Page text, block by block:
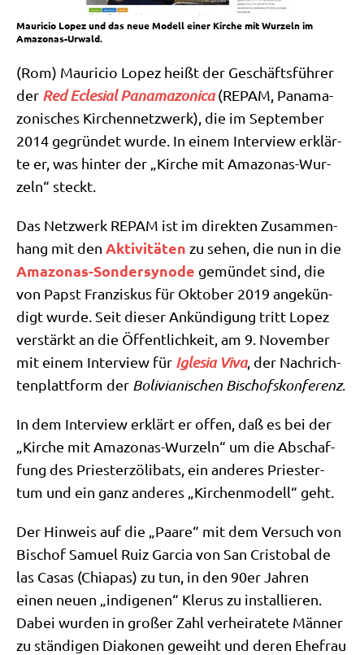
Mauricio Lopez und das neue Modell einer Kirche mit Wurzeln im
Amazonas-Urwald.
(Rom) Mau­ricio Lopez heißt der Geschäfts­füh­rer
der Red Ecle­si­al Pana­ma­zo­ni­ca(REPAM, Pana­ma­
zo­ni­sches Kir­chen­netz­werk), die im Sep­tem­ber
2014 gegrün­det wur­de. In einem Inter­view erklär­
te er, was hin­ter der „Kir­che mit Ama­zo­nas-Wur­
zeln“ steckt.
Das Netz­werk REPAM ist im direk­ten Zusam­men­
hang mit den Akti­vi­tä­ten zu sehen, die nun in die
Ama­zo­nas-Son­der­syn­ode gemün­det sind, die
von Papst Fran­zis­kus für Okto­ber 2019 ange­kün­
digt wur­de. Seit die­ser Ankün­di­gung tritt Lopez
ver­stärkt an die Öffent­lich­keit, am 9. Novem­ber
mit einem Inter­view für Igle­sia Viva, der Nach­rich­
ten­platt­form der Boli­via­ni­schen Bischofs­kon­fe­renz.
In dem Inter­view erklärt er offen, daß es bei der
„Kir­che mit Ama­zo­nas-Wur­zeln“ um die Abschaf­
fung des Prie­ster­zö­li­bats, ein ande­res Prie­ster­
tum und ein ganz ande­res „Kir­chen­mo­dell“ geht.
Der Hin­weis auf die „Paa­re“ mit dem Ver­such von
Bischof Samu­el Ruiz Gar­cia von San Cri­sto­bal de
las Casas (Chia­pas) zu tun, in den 90er Jah­ren
einen neu­en „indi­ge­nen“ Kle­rus zu instal­lie­ren.
Dabei wur­den in gro­ßer Zahl ver­hei­ra­te­te Män­ner
zu stän­di­gen Dia­ko­nen geweiht und deren Ehe­frau